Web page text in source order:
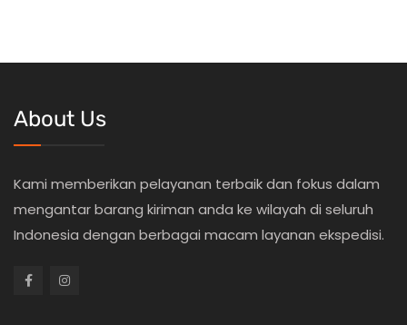
About Us
Kami memberikan pelayanan terbaik dan fokus dalam
mengantar barang kiriman anda ke wilayah di seluruh
Indonesia dengan berbagai macam layanan ekspedisi.